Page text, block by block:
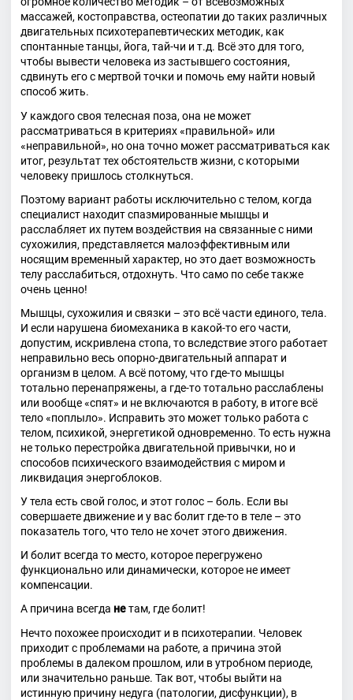
массажей, костоправства, остеопатии до таких различных
двигательных психотерапевтических методик, как
спонтанные танцы, йога, тай-чи и т.д. Всё это для того,
чтобы вывести человека из застывшего состояния,
сдвинуть его с мертвой точки и помочь ему найти новый
способ жить.
У каждого своя телесная поза, она не может
рассматриваться в критериях «правильной» или
«неправильной», но она точно может рассматриваться как
итог, результат тех обстоятельств жизни, с которыми
человеку пришлось столкнуться.
Поэтому вариант работы исключительно с телом, когда
специалист находит спазмированные мышцы и
расслабляет их путем воздействия на связанные с ними
сухожилия, представляется малоэффективным или
носящим временный характер, но это дает возможность
телу расслабиться, отдохнуть. Что само по себе также
очень ценно!
Мышцы, сухожилия и связки – это всё части единого, тела.
И если нарушена биомеханика в какой-то его части,
допустим, искривлена стопа, то вследствие этого работает
неправильно весь опорно-двигательный аппарат и
организм в целом. А всё потому, что где-то мышцы
тотально перенапряжены, а где-то тотально расслаблены
или вообще «спят» и не включаются в работу, в итоге всё
тело «поплыло». Исправить это может только работа с
телом, психикой, энергетикой одновременно. То есть нужна
не только перестройка двигательной привычки, но и
способов психического взаимодействия с миром и
ликвидация энергоблоков.
У тела есть свой голос, и этот голос – боль. Если вы
совершаете движение и у вас болит где-то в теле – это
показатель того, что тело не хочет этого движения.
И болит всегда то место, которое перегружено
функционально или динамически, которое не имеет
компенсации.
А причина всегда нетам, где болит!
Нечто похожее происходит и в психотерапии. Человек
приходит с проблемами на работе, а причина этой
проблемы в далеком прошлом, или в утробном периоде,
или значительно раньше. Так вот, чтобы выйти на
истинную причину недуга (патологии, дисфункции), в